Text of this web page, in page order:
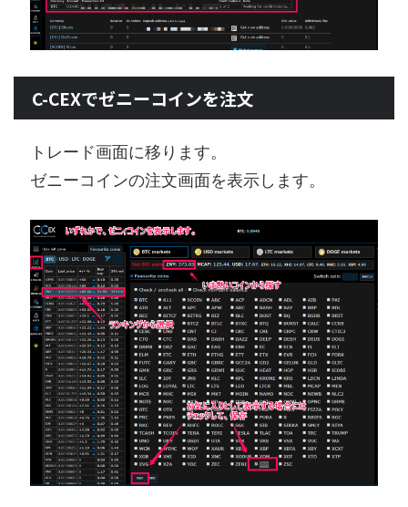
C-CEXでゼニーコインを注文
トレード画面に移ります。
ゼニーコインの注文画面を表示します。